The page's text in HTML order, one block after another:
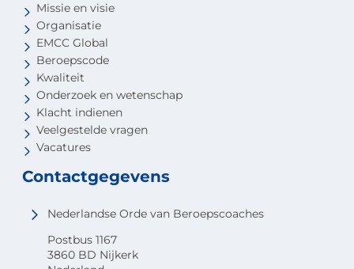
Missie en visie
Organisatie
EMCC Global
Beroepscode
Kwaliteit
Onderzoek en wetenschap
Klacht indienen
Veelgestelde vragen
Vacatures
Contactgegevens
Nederlandse Orde van Beroepscoaches
Postbus 1167
3860 BD Nijkerk